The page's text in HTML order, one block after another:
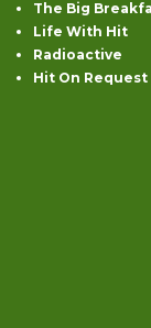
The Big
Life With Hit
Radioactive
Hit On Request